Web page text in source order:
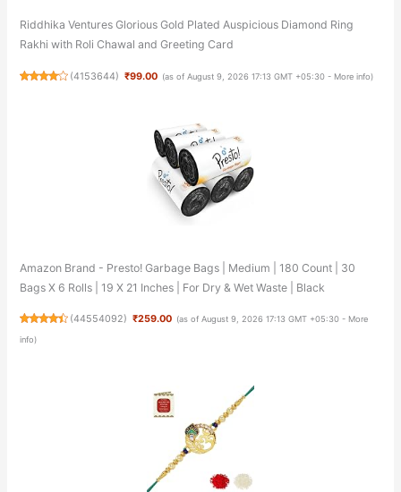
Riddhika Ventures Glorious Gold Plated Auspicious Diamond Ring
Rakhi with Roli Chawal and Greeting Card
(4153644) ₹99.00 (as of August 9, 2026 17:13 GMT +05:30 - More info)
Amazon Brand - Presto! Garbage Bags | Medium | 180 Count | 30
Bags X 6 Rolls | 19 X 21 Inches | For Dry & Wet Waste | Black
(44554092) ₹259.00 (as of August 9, 2026 17:13 GMT +05:30 - More
info)